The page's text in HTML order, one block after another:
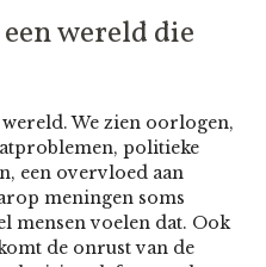
wereld die
We zien oorlogen,
politieke
een overvloed aan
meningen soms
mensen voelen dat. Ook
de onrust van de